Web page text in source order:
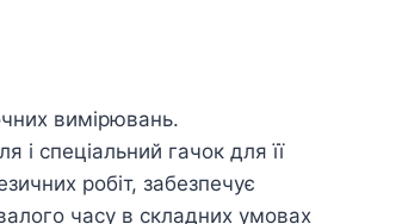
вимірювань.
і спеціальний гачок для її
робіт, забезпечує
часу в складних умовах